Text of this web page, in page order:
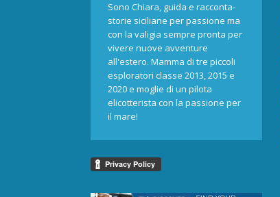
Sono Chiara, guida e racconta-
storie siciliane per passione ma
con la valigia sempre pronta per
vivere nuove avventure
all'estero. Mamma di tre piccoli
esploratori classe 2013, 2015 e
2020 e moglie di un pilota
elicotterista con la passione per
il mare!